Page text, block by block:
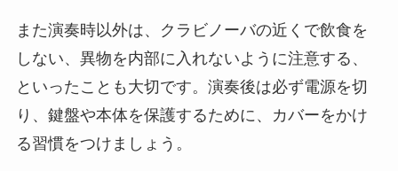
また演奏時以外は、クラビノーバの近くで飲食を
しない、異物を内部に入れないように注意する、
といったことも大切です。演奏後は必ず電源を切
り、鍵盤や本体を保護するために、カバーをかけ
る習慣をつけましょう。